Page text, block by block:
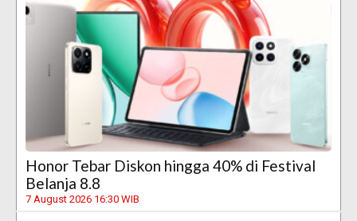
Honor Tebar Diskon hingga 40% di Festival
Belanja 8.8
7 August 2026 16:30 WIB